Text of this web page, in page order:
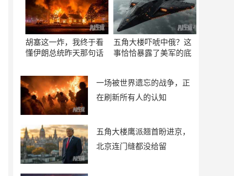
胡塞这一炸，我终于看
懂伊朗总统昨天那句话
五角大楼吓唬中俄？这
事恰恰暴露了美军的底
一场被世界遗忘的战争，正
在刷新所有人的认知
五角大楼鹰派翘首盼进京，
北京连门缝都没给留